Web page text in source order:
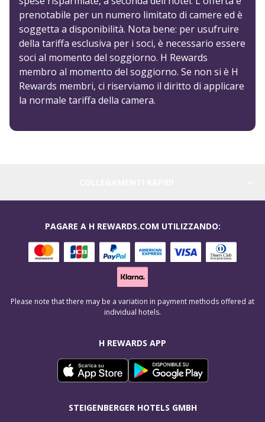
prenotabile per un numero limitato di camere ed è
soggetta a disponibilità. Nota bene: per usufruire
della tariffa esclusiva per i soci, è necessario essere
soci al momento del soggiorno. H Rewards
membro al momento del soggiorno. Se non si è H
Rewards membri, ci riserviamo il diritto di applicare
la normale tariffa della camera.
H REWARDS APP
STEIGENBERGER HOTELS GMBH
PAGARE A H REWARDS.COM UTILIZZANDO:
Please note that there may be a variation in payment methods offered at
individual hotels.